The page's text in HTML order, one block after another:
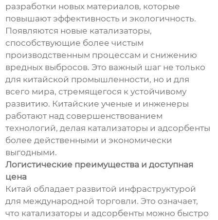
разработки новых материалов, которые
повышают эффективность и экологичность.
Появляются новые катализаторы,
способствующие более чистым
производственным процессам и снижению
вредных выбросов. Это важный шаг не только
для китайской промышленности, но и для
всего мира, стремящегося к устойчивому
развитию. Китайские ученые и инженеры
работают над совершенствованием
технологий, делая катализаторы и адсорбенты
более действенными и экономически
выгодными.
Логистические преимущества и доступная
цена
Китай обладает развитой инфраструктурой
для международной торговли. Это означает,
что катализаторы и адсорбенты можно быстро